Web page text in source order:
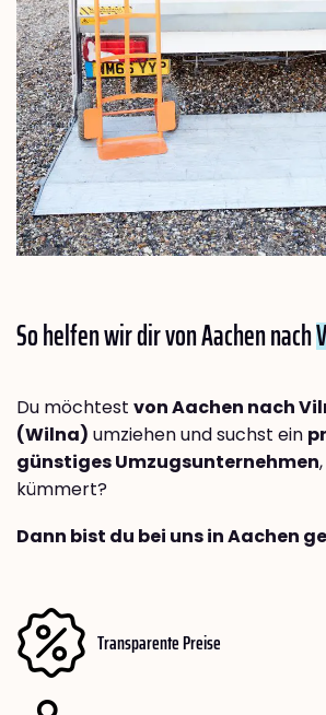
So helfen wir dir von Aachen nach
Du möchtest von Aachen nach
(Wilna) umziehen und suchst ein
günstiges Umzugsunternehmen
kümmert?
Dann bist du bei uns in Aachen
Transparente Preise